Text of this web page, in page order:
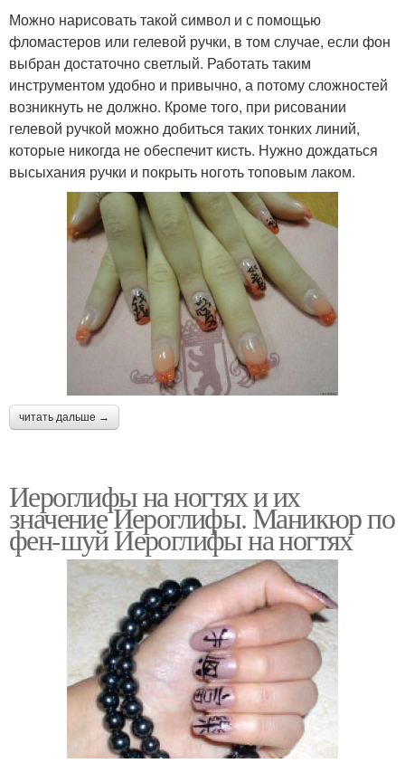
Можно нарисовать такой символ и с помощью
фломастеров или гелевой ручки, в том случае, если фон
выбран достаточно светлый. Работать таким
инструментом удобно и привычно, а потому сложностей
возникнуть не должно. Кроме того, при рисовании
гелевой ручкой можно добиться таких тонких линий,
которые никогда не обеспечит кисть. Нужно дождаться
высыхания ручки и покрыть ноготь топовым лаком.
читать дальше →
Иероглифы на ногтях и их
значение Иероглифы. Маникюр по
фен-шуй Иероглифы на ногтях